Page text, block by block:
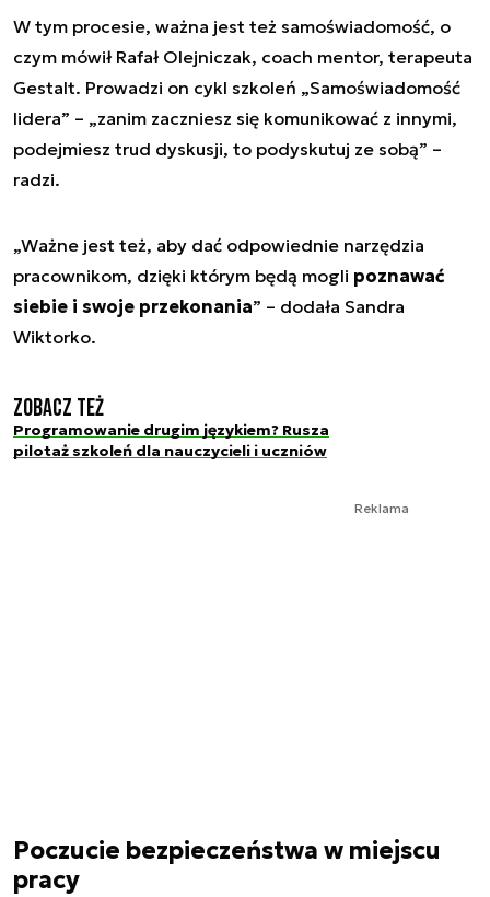
W tym procesie, ważna jest też samoświadomość, o
czym mówił Rafał Olejniczak, coach mentor, terapeuta
Gestalt. Prowadzi on cykl szkoleń „Samoświadomość
lidera” – „zanim zaczniesz się komunikować z innymi,
podejmiesz trud dyskusji, to podyskutuj ze sobą” –
radzi.
„Ważne jest też, aby dać odpowiednie narzędzia
pracownikom, dzięki którym będą mogli poznawać
siebie i swoje przekonania” – dodała Sandra
Wiktorko.
Zobacz też
Programowanie drugim językiem? Rusza
pilotaż szkoleń dla nauczycieli i uczniów
Reklama
Poczucie bezpieczeństwa w miejscu
pracy